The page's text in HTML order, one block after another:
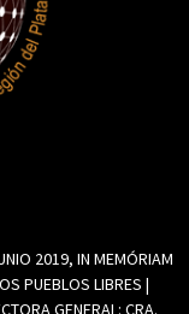
2019, IN MEMÓRIAM
PUEBLOS LIBRES |
GENERAL: CRA.